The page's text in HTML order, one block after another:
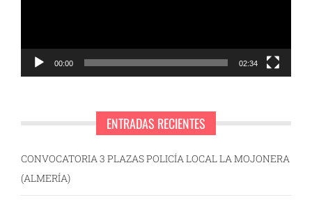
00:00 02:34
ENTRADAS RECIENTES
CONVOCATORIA 3 PLAZAS POLICÍA LOCAL LA MOJONERA
(ALMERÍA)